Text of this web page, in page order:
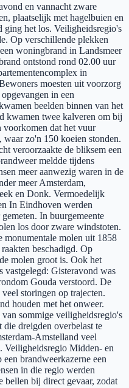
en vannacht zware
plaatselijk met hagelbuien en
ging het los. Veiligheidsregio's
Op verschillende plekken
woningbrand in Landsmeer
ontstond rond 02.00 uur
in
moesten uit voorzorg
in een
beelden binnen van het
kwamen twee kalveren om bij
voorkomen dat het vuur
waar zo'n 150 koeien stonden.
veroorzaakte de bliksem een
meldde tijdens
meer aanwezig waren in de
meer Amsterdam,
en Donk. Vermoedelijk
In Eindhoven werden
In buurgemeente
los door zware windstoten.
monumentale molen uit 1858
beschadigd. Op
molen groot is. Ook het
vastgelegd: Gisteravond was
Gouda verstoord. De
storingen op trajecten.
houden met het onweer.
sommige veiligheidsregio's
dreigden overbelast te
Amstelland veel
Veiligheidsregio Midden- en
brandweerkazerne een
in die regio werden
bellen bij direct gevaar, zodat